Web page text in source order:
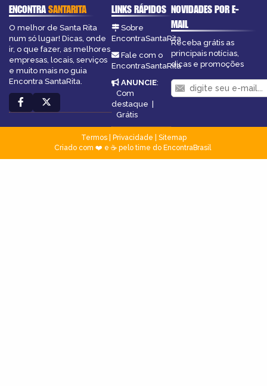
ENCONTRASANTARITA
O melhor de Santa Rita
num só lugar! Dicas, onde
ir, o que fazer, as melhores
empresas, locais, serviços
e muito mais no guia
Encontra SantaRita.
LINKS RÁPIDOS
Sobre
EncontraSantaRita
Fale com o
EncontraSantaRita
ANUNCIE:
Com
destaque
Grátis
NOVIDADES POR E-
MAIL
Receba grátis as
principais notícias,
dicas e promoções
Termos| Privacidade
Sitemap
Criado com ❤️ e ☕ pelo time do EncontraBrasil